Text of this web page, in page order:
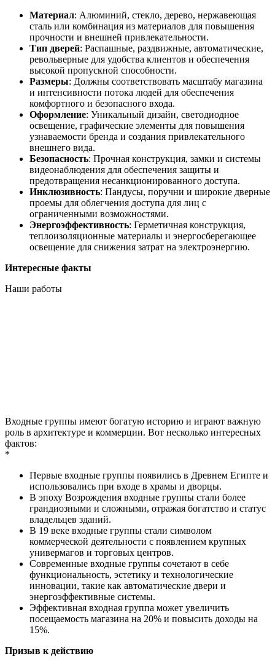
Материал: Алюминий, стекло, дерево, нержавеющая
сталь или комбинация из материалов для повышения
прочности и внешней привлекательности.
Тип дверей: Распашные, раздвижные, автоматические,
револьверные для удобства клиентов и обеспечения
высокой пропускной способности.
Размеры: Должны соответствовать масштабу магазина
и интенсивности потока людей для обеспечения
комфортного и безопасного входа.
Оформление: Уникальный дизайн, светодиодное
освещение, графические элементы для повышения
узнаваемости бренда и создания привлекательного
внешнего вида.
Безопасность: Прочная конструкция, замки и системы
видеонаблюдения для обеспечения защиты и
предотвращения несанкционированного доступа.
Инклюзивность: Пандусы, поручни и широкие дверные
проемы для облегчения доступа для лиц с
ограниченными возможностями.
Энергоэффективность: Герметичная конструкция,
теплоизоляционные материалы и энергосберегающее
освещение для снижения затрат на электроэнергию.
Интересные факты
Наши работы
Входные группы имеют богатую историю и играют важную
роль в архитектуре и коммерции. Вот несколько интересных
фактов:
*
Первые входные группы появились в Древнем Египте и
использовались при входе в храмы и дворцы.
В эпоху Возрождения входные группы стали более
грандиозными и сложными, отражая богатство и статус
владельцев зданий.
В 19 веке входные группы стали символом
коммерческой деятельности с появлением крупных
универмагов и торговых центров.
Современные входные группы сочетают в себе
функциональность, эстетику и технологические
инновации, такие как автоматические двери и
энергоэффективные системы.
Эффективная входная группа может увеличить
посещаемость магазина на 20% и повысить доходы на
15%.
Призыв к действию